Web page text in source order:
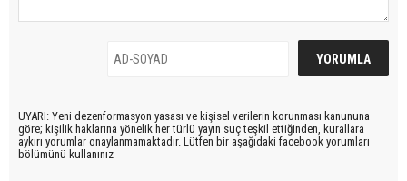
UYARI: Yeni dezenformasyon yasası ve kişisel verilerin korunması kanununa
göre; kişilik haklarına yönelik her türlü yayın suç teşkil ettiğinden, kurallara
aykırı yorumlar onaylanmamaktadır. Lütfen bir aşağıdaki facebook yorumları
bölümünü kullanınız